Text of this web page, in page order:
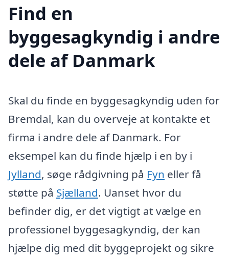
Find en
byggesagkyndig i andre
dele af Danmark
Skal du finde en byggesagkyndig uden for
Bremdal, kan du overveje at kontakte et
firma i andre dele af Danmark. For
eksempel kan du finde hjælp i en by i
Jylland, søge rådgivning på Fyn eller få
støtte på Sjælland. Uanset hvor du
befinder dig, er det vigtigt at vælge en
professionel byggesagkyndig, der kan
hjælpe dig med dit byggeprojekt og sikre